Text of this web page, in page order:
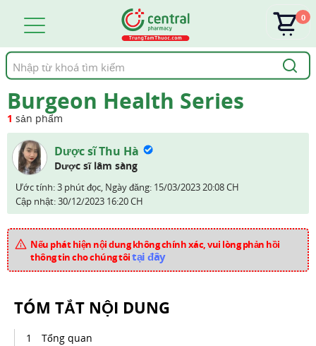
Tìm
kiếm
0
Burgeon Health Series
1 sản phẩm
Dược sĩ Thu Hà
Dược sĩ lâm sàng
Ước tính: 3 phút đọc, Ngày đăng: 15/03/2023 20:08 CH
Cập nhật:30/12/2023 16:20 CH
Nếu phát hiện nội dung không chính xác, vui lòng phản hồi
thông tin cho chúng tôitại đây
TÓM TẮT NỘI DUNG
Tổng quan